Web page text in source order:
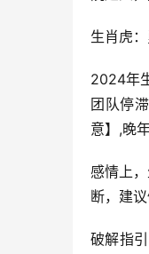
生肖虎
2024年
团队停
意】,晚
感情上
断，建
破解指